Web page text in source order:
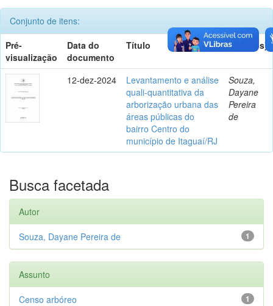
Conjunto de itens:
Pré-
visualização
Data do
documento
Título Autor(es)
12-dez-2024
Levantamento e análise
quali-quantitativa da
arborização urbana das
áreas públicas do
bairro Centro do
município de Itaguaí/RJ
Souza,
Dayane
Pereira
de
Busca facetada
Autor
1
Souza, Dayane Pereira de
Assunto
1
Censo arbóreo